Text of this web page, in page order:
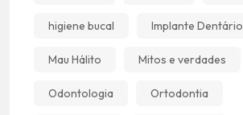
higiene bucal Implante Dentário
Mau Hálito Mitos e verdades
Odontologia Ortodontia